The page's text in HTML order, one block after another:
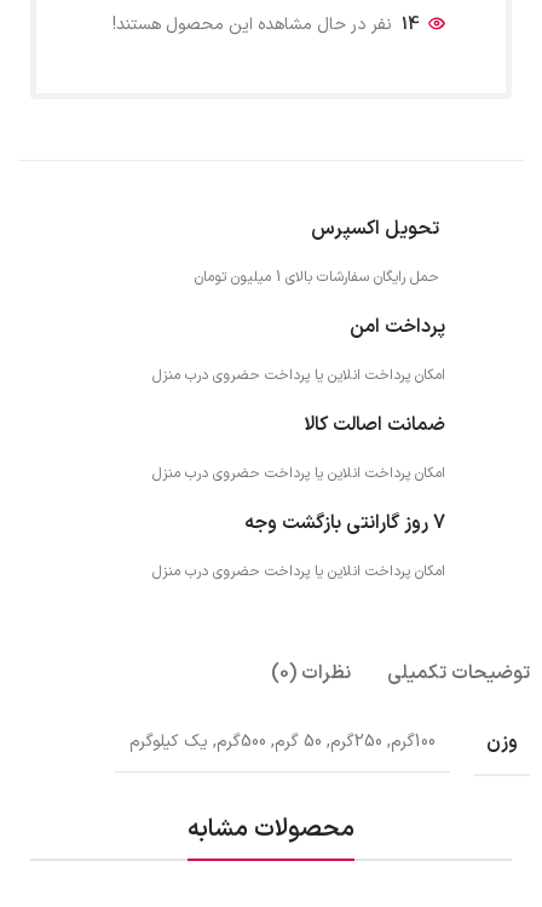
14 نفر در حال مشاهده این محصول هستند!
تحویل اکسپرس
حمل رایگان سفارشات بالای 1 میلیون تومان
پرداخت امن
امکان پرداخت انلاین یا پرداخت حضروی درب منزل
ضمانت اصالت کالا
امکان پرداخت انلاین یا پرداخت حضروی درب منزل
7 روز گارانتی بازگشت وجه
امکان پرداخت انلاین یا پرداخت حضروی درب منزل
توضیحات تکمیلی نظرات (0)
وزن 100گرم, 250گرم, 50 گرم, 500گرم, یک کیلوگرم
محصولات مشابه